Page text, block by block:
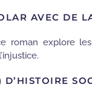
AVEC DE
roman explore
D’HISTOIRE